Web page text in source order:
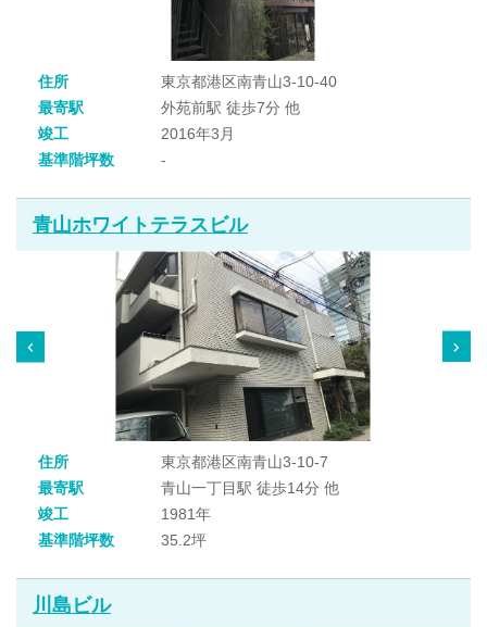
住所
東京都港区南青山3-10-40
最寄駅
外苑前駅 徒歩7分 他
竣工
2016年3月
基準階坪数
-
青山ホワイトテラスビル
住所
東京都港区南青山3-10-7
最寄駅
青山一丁目駅 徒歩14分 他
竣工
1981年
基準階坪数
35.2坪
川島ビル